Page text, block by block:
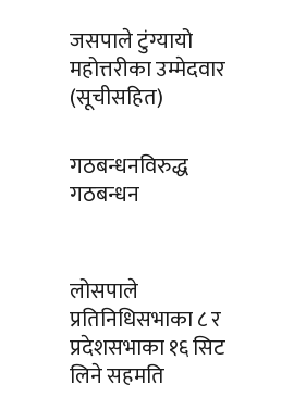
जसपाले टुंग्यायो
महोत्तरीका उम्मेदवार
(सूचीसहित)
गठबन्धनविरुद्ध
गठबन्धन
लोसपाले
प्रतिनिधिसभाका ८ र
प्रदेशसभाका १६ सिट
लिने सहमति